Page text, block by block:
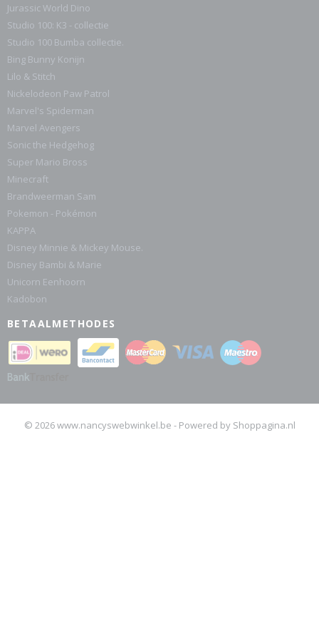
Jurassic World Dino
Studio 100: K3 - collectie
Studio 100 Bumba collectie.
Bing Bunny Konijn
Lilo & Stitch
Nickelodeon Paw Patrol
Marvel's Spiderman
Marvel Avengers
Sonic the Hedgehog
Super Mario Bross
Minecraft
Brandweerman Sam
Pokemon - Pokémon
KAPPA
Disney Minnie & Mickey Mouse.
Disney Bambi & Marie
Unicorn Eenhoorn
Kadobon
BETAALMETHODES
© 2026 www.nancyswebwinkel.be - Powered by Shoppagina.nl